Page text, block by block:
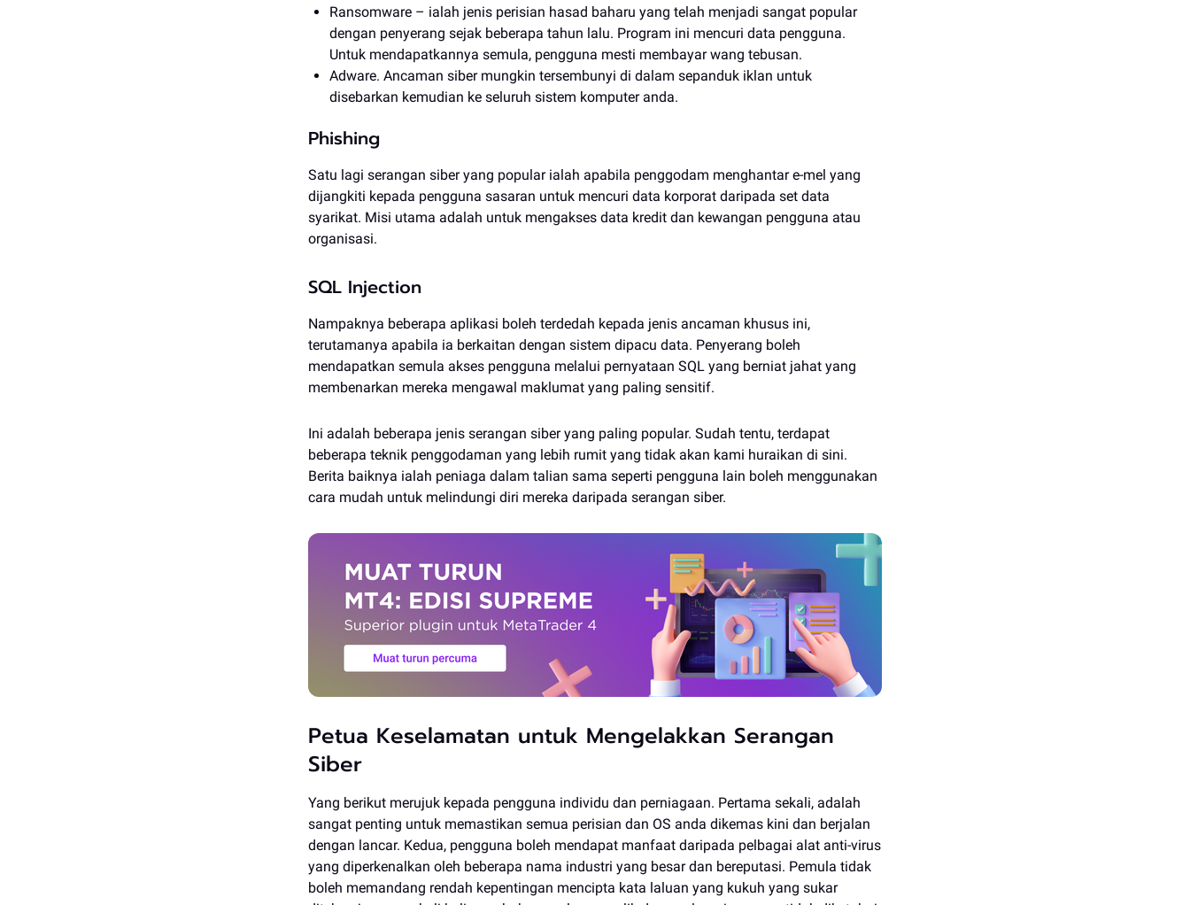
Ransomware – ialah jenis perisian hasad baharu yang telah menjadi sangat popular
dengan penyerang sejak beberapa tahun lalu. Program ini mencuri data pengguna.
Untuk mendapatkannya semula, pengguna mesti membayar wang tebusan.
Adware. Ancaman siber mungkin tersembunyi di dalam sepanduk iklan untuk
disebarkan kemudian ke seluruh sistem komputer anda.
Phishing
Satu lagi serangan siber yang popular ialah apabila penggodam menghantar e-mel yang
dijangkiti kepada pengguna sasaran untuk mencuri data korporat daripada set data
syarikat. Misi utama adalah untuk mengakses data kredit dan kewangan pengguna atau
organisasi.
SQL Injection
Nampaknya beberapa aplikasi boleh terdedah kepada jenis ancaman khusus ini,
terutamanya apabila ia berkaitan dengan sistem dipacu data. Penyerang boleh
mendapatkan semula akses pengguna melalui pernyataan SQL yang berniat jahat yang
membenarkan mereka mengawal maklumat yang paling sensitif.
Ini adalah beberapa jenis serangan siber yang paling popular. Sudah tentu, terdapat
beberapa teknik penggodaman yang lebih rumit yang tidak akan kami huraikan di sini.
Berita baiknya ialah peniaga dalam talian sama seperti pengguna lain boleh menggunakan
cara mudah untuk melindungi diri mereka daripada serangan siber.
Petua Keselamatan untuk Mengelakkan Serangan
Siber
Yang berikut merujuk kepada pengguna individu dan perniagaan. Pertama sekali, adalah
sangat penting untuk memastikan semua perisian dan OS anda dikemas kini dan berjalan
dengan lancar. Kedua, pengguna boleh mendapat manfaat daripada pelbagai alat anti-virus
yang diperkenalkan oleh beberapa nama industri yang besar dan bereputasi. Pemula tidak
boleh memandang rendah kepentingan mencipta kata laluan yang kukuh yang sukar